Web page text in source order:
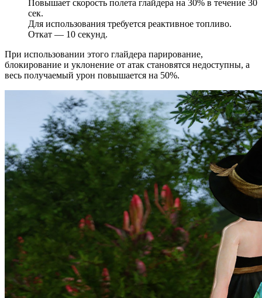
Повышает скорость полета глайдера на 30% в течение 30
сек.
Для использования требуется реактивное топливо.
Откат — 10 секунд.
При использовании этого глайдера парирование,
блокирование и уклонение от атак становятся недоступны, а
весь получаемый урон повышается на 50%.